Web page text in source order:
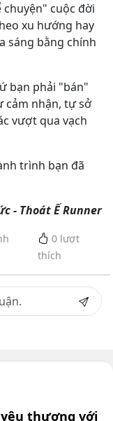
cuộc đời
xu hướng hay
sáng bằng chính
bạn phải "bán"
cảm nhận, tự sở
vượt qua vạch
trình bạn đã
- Thoát Ế Runner
0lượt
thích
thương với